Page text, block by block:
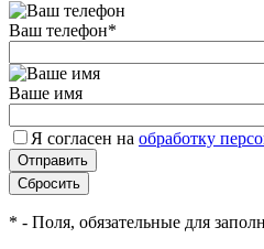
Ваш телефон*
Ваше имя
Я согласен на обработку
* - Поля, обязательные для